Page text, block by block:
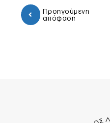
Προηγούμενη
απόφαση